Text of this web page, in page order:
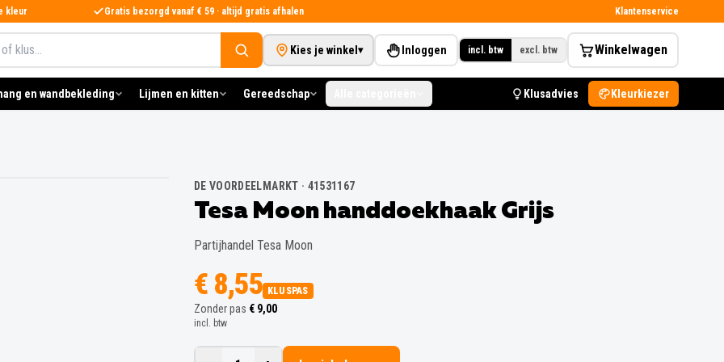
kleur Gratis bezorgd vanaf € 59 · altijd gratis afhalen Klantenservice
Kies je winkel ▾ Inloggen incl. btw excl. btw Winkelwagen
en wandbekleding Lijmen en kitten Gereedschap Klusadvies Kleurkiezer
DE VOORDEELMARKT · 41531167
Tesa Moon handdoekhaak Grijs
Partijhandel Tesa Moon
€ 8,55 KLUSPAS
Zonder pas € 9,00
incl. btw